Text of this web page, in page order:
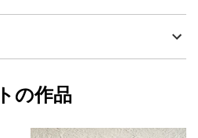
ディア
飾れるよう、裏面に金具を取り付け
みください。
の作品